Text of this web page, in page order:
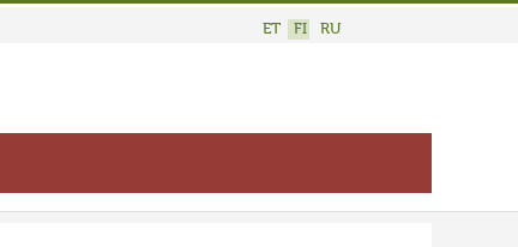
ET FI RU